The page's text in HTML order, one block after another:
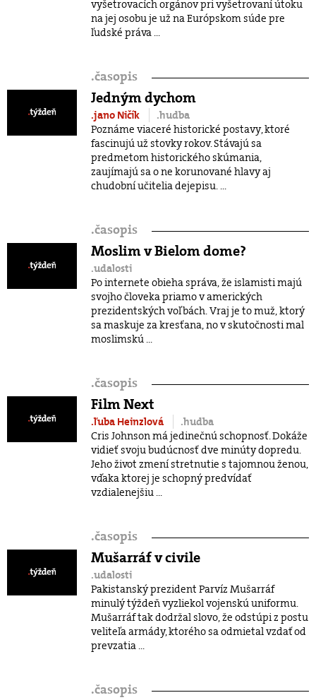
vyšetrovacích orgánov pri vyšetrovaní útoku
na jej osobu je už na Európskom súde pre
ľudské práva ...
.časopis
Jedným dychom
.jano Ničík
.hudba
Poznáme viaceré historické postavy, ktoré
fascinujú už stovky rokov. Stávajú sa
predmetom historického skúmania,
zaujímajú sa o ne korunované hlavy aj
chudobní učitelia dejepisu. ...
.časopis
Moslim v Bielom dome?
.udalosti
Po internete obieha správa, že islamisti majú
svojho človeka priamo v amerických
prezidentských voľbách. Vraj je to muž, ktorý
sa maskuje za kresťana, no v skutočnosti mal
moslimskú ...
.časopis
Film Next
.ľuba Heinzlová
.hudba
Cris Johnson má jedinečnú schopnosť. Dokáže
vidieť svoju budúcnosť dve minúty dopredu.
Jeho život zmení stretnutie s tajomnou ženou,
vďaka ktorej je schopný predvídať
vzdialenejšiu ...
.časopis
Mušarráf v civile
.udalosti
Pakistanský prezident Parvíz Mušarráf
minulý týždeň vyzliekol vojenskú uniformu.
Mušarráf tak dodržal slovo, že odstúpi z postu
veliteľa armády, ktorého sa odmietal vzdať od
prevzatia ...
.časopis